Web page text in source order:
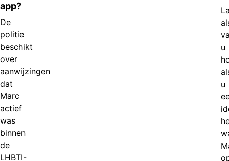
app?
De
politie
beschikt
over
aanwijzingen
dat
Marc
actief
was
binnen
de
LHBTI-
u
u